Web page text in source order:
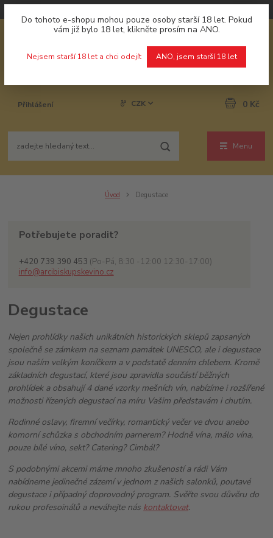
Do tohoto e-shopu mohou pouze osoby starší 18 let. Pokud
vám již bylo 18 let, klikněte prosím na ANO.
Nejsem starší 18 let a chci odejít ANO, jsem starší 18 let
Menu
CZK
Přihlášení 0 Kč
Úvod Degustace
Potřebujete poradit?
+420 739 390 453 (Po-Pá, 8:30 -12:00 12:30-17:00)
info@arcibiskupskevino.cz
Degustace
Nejen prohlídky našich unikátních historických sklepů zapsaných
společně se zámkem na seznam památek UNESCO, ale i degustace
jsou naším velkým koníčkem a v podstatě denním chlebem. Kromě
základních degustací, které jsou zpravidla součástí běžných
prohlídek a obsahují 4 dané vzorky mešních vín, nabízíme i rozšířené
možnosti řízených degustací na míru Vašim představám i chutím.
Rodinné oslavy, firemní večírky, romantický večer ve dvou anebo
komorní schůzka s obchodním parnerem? Hodně vína, málo vína,
pouze bílé víno, sekt? Catering? Cimbál?
S podobnými akcemi máme mnoho zkušeností a rádi Vám
nabídneme jedinečné zázemí v jednom z našich salonků, poutavé
degustace i případný doprovodný program. Svěřte svou důvěru do
rukou profesoinálů a neváhejte nás kontaktovat.